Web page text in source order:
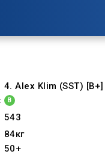
4. Alex Klim (SST) [B+]
B
543
84кг
50+